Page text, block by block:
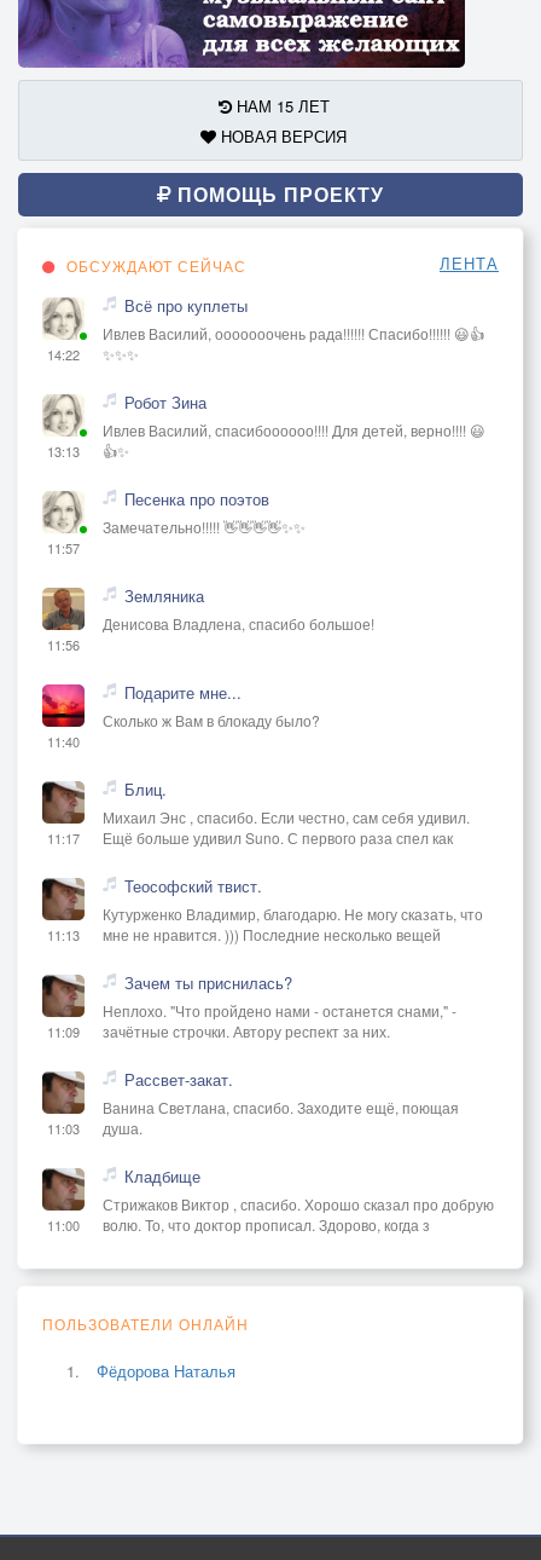
НАМ 15 ЛЕТ
НОВАЯ ВЕРСИЯ
ПОМОЩЬ ПРОЕКТУ
ОБСУЖДАЮТ СЕЙЧАС ЛЕНТА
14:22
Всё про куплеты
Ивлев Василий, ооооооочень рада!!!!!! Спасибо!!!!!! 😃👍
✨✨✨
13:13
Робот Зина
Ивлев Василий, спасибоооооо!!!! Для детей, верно!!!! 😃
👍✨
11:57
Песенка про поэтов
Замечательно!!!!! 👋👋👋👋✨✨
11:56
Земляника
Денисова Владлена, спасибо большое!
11:40
Подарите мне...
Сколько ж Вам в блокаду было?
11:17
Блиц.
Михаил Энс , спасибо. Если честно, сам себя удивил.
Ещё больше удивил Suno. С первого раза спел как
11:13
Теософский твист.
Кутурженко Владимир, благодарю. Не могу сказать, что
мне не нравится. ))) Последние несколько вещей
11:09
Зачем ты приснилась?
Неплохо. "Что пройдено нами - останется снами," -
зачётные строчки. Автору респект за них.
11:03
Рассвет-закат.
Ванина Светлана, спасибо. Заходите ещё, поющая
душа.
11:00
Кладбище
Стрижаков Виктор , спасибо. Хорошо сказал про добрую
волю. То, что доктор прописал. Здорово, когда з
ПОЛЬЗОВАТЕЛИ ОНЛАЙН
Фёдорова Наталья